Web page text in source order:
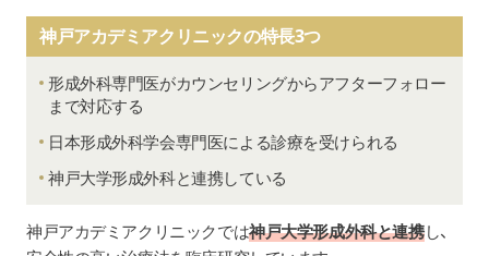
神戸アカデミアクリニックの特長3つ
形成外科専門医がカウンセリングからアフターフォロー
まで対応する
日本形成外科学会専門医による診療を受けられる
神戸大学形成外科と連携している
神戸アカデミアクリニックでは神戸大学形成外科と連携し、